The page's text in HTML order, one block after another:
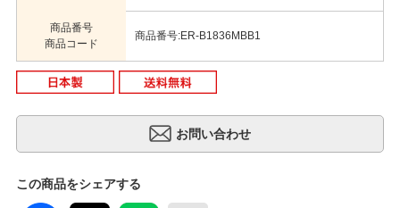
商品番号
商品コード
商品番号:ER-B1836MBB1
この商品をシェアする